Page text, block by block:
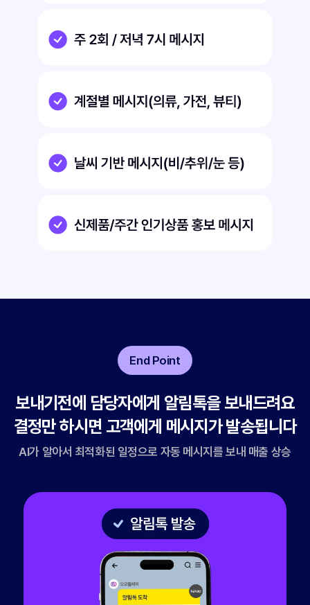
End Point
보내기전에 담당자에게 알림톡을 보내드려요
결정만 하시면 고객에게 메시지가 발송됩니다
AI가 알아서 최적화된 일정으로 자동 메시지를 보내 매출 상승